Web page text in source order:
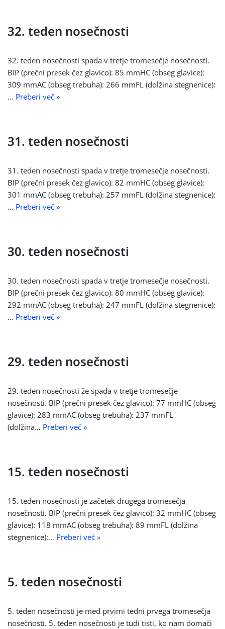
32. teden nosečnosti
32. teden nosečnosti spada v tretje tromesečje nosečnosti.
BIP (prečni presek čez glavico): 85 mmHC (obseg glavice):
309 mmAC (obseg trebuha): 266 mmFL (dolžina stegnenice):
… Preberi več »
31. teden nosečnosti
31. teden nosečnosti spada v tretje tromesečje nosečnosti.
BIP (prečni presek čez glavico): 82 mmHC (obseg glavice):
301 mmAC (obseg trebuha): 257 mmFL (dolžina stegnenice):
… Preberi več »
30. teden nosečnosti
30. teden nosečnosti spada v tretje tromesečje nosečnosti.
BIP (prečni presek čez glavico): 80 mmHC (obseg glavice):
292 mmAC (obseg trebuha): 247 mmFL (dolžina stegnenice):
… Preberi več »
29. teden nosečnosti
29. teden nosečnosti že spada v tretje tromesečje
nosečnosti. BIP (prečni presek čez glavico): 77 mmHC (obseg
glavice): 283 mmAC (obseg trebuha): 237 mmFL
(dolžina… Preberi več »
15. teden nosečnosti
15. teden nosečnosti je začetek drugega tromesečja
nosečnosti. BIP (prečni presek čez glavico): 32 mmHC (obseg
glavice): 118 mmAC (obseg trebuha): 89 mmFL (dolžina
stegnenice):… Preberi več »
5. teden nosečnosti
5. teden nosečnosti je med prvimi tedni prvega tromesečja
nosečnosti. 5. teden nosečnosti je tudi tisti, ko nam domači